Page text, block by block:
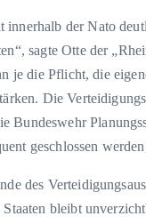
innerhalb der Nato
sagte Otte der
je die Pflicht, die
Die
Bundeswehr
geschlossen
des
bleibt